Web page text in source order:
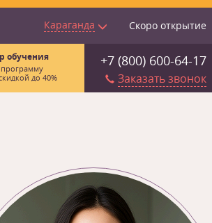
Караганда Скоро открытие
+7 (800) 600-64-17
Заказать звонок
обучения
до 40%